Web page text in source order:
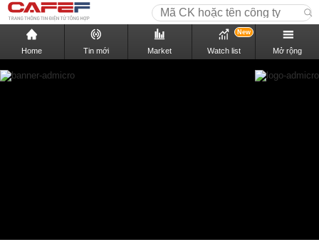
Home Tin mới Market Watch list
New
Mở rộng